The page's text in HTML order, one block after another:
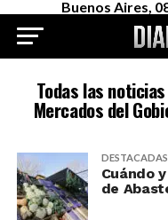
Buenos Aires,
Todas las
Mercados del
DESTACADAS
Cuándo
de